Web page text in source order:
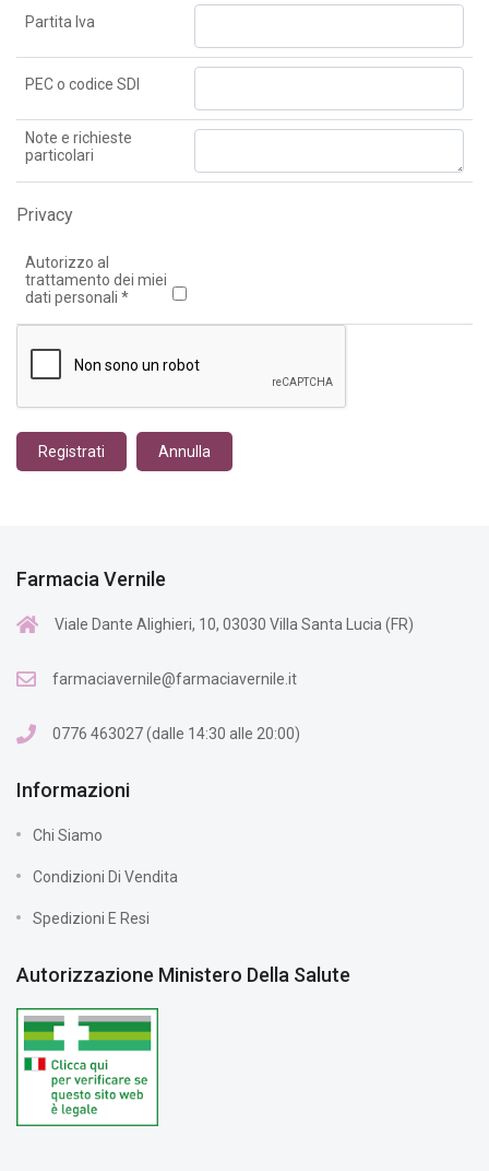
Partita Iva
PEC o codice SDI
Note e richieste
particolari
Privacy
Autorizzo al
trattamento dei miei
dati personali *
Registrati Annulla
Farmacia Vernile
Viale Dante Alighieri, 10, 03030 Villa Santa Lucia (FR)
farmaciavernile@farmaciavernile.it
0776 463027 (dalle 14:30 alle 20:00)
Informazioni
Chi Siamo
Condizioni Di Vendita
Spedizioni E Resi
Autorizzazione Ministero Della Salute